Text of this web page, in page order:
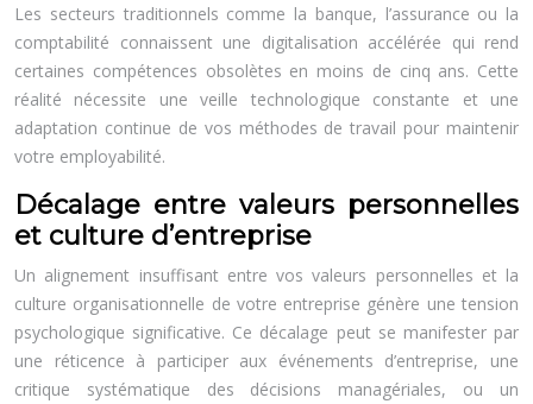
Les secteurs traditionnels comme la banque, l’assurance ou la
comptabilité connaissent une digitalisation accélérée qui rend
certaines compétences obsolètes en moins de cinq ans. Cette
réalité nécessite une veille technologique constante et une
adaptation continue de vos méthodes de travail pour maintenir
votre employabilité.
Décalage entre valeurs personnelles
et culture d’entreprise
Un alignement insuffisant entre vos valeurs personnelles et la
culture organisationnelle de votre entreprise génère une tension
psychologique significative. Ce décalage peut se manifester par
une réticence à participer aux événements d’entreprise, une
critique systématique des décisions managériales, ou un